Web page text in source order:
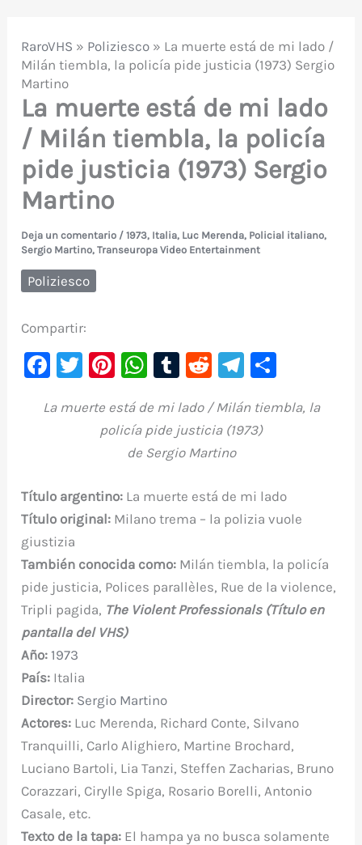
RaroVHS » Poliziesco » La muerte está de mi lado /
Milán tiembla, la policía pide justicia (1973) Sergio
Martino
La muerte está de mi lado
/ Milán tiembla, la policía
pide justicia (1973) Sergio
Martino
Deja un comentario /1973, Italia, Luc Merenda, Policial italiano,
Sergio Martino,Transeuropa Video Entertainment
Poliziesco
Compartir:
F
c
o
o
k
T
it
te
Pi
er
e
W
at
s
p
p
T
m
bl
R
d
di
Te
gr
a
m
ti
r
La muerte está de mi lado / Milán tiembla, la
policía pide justicia (1973)
de Sergio Martino
Título argentino: La muerte está de mi lado
Título original: Milano trema – la polizia vuole
giustizia
También conocida como: Milán tiembla, la policía
pide justicia, Polices parallèles, Rue de la violence,
Tripli pagida, The Violent Professionals (Título en
pantalla del VHS)
Año: 1973
País: Italia
Director: Sergio Martino
Actores: Luc Merenda, Richard Conte, Silvano
Tranquilli, Carlo Alighiero, Martine Brochard,
Luciano Bartoli, Lia Tanzi, Steffen Zacharias, Bruno
Corazzari, Cirylle Spiga, Rosario Borelli, Antonio
Casale, etc.
Texto de la tapa: El hampa ya no busca solamente